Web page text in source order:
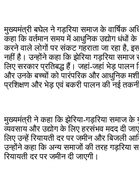
मुख्यमंत्री बघेल ने गड़रिया समाज के वार्षिक
कहा कि वर्तमान समय में आधुनिक उद्योग धंधों
करने वाले लोगों पर संकट गहराता जा रहा है,
नहीं है। उन्होंने कहा कि झेरिया गड़रिया समाज
लिए सरकार प्रतिबद्ध हैं। जहां-जहां भेड़ पालन
और उनके बच्चों को पारंपरिक और आधुनिक
प्रशिक्षण और भेड़ एवं बकरी पालन की नई
मुख्यमंत्री ने कहा कि झेरिया-गड़रिया समाज
व्यवसाय और उद्योग के लिए हरसंभव मदद दी
लिए उन्हें रियायती दर पर जमीन और बिजली
उन्होंने कहा कि अन्य समाजों की तरह गड़रिया
रियायती दर पर जमीन दी जाएगी।